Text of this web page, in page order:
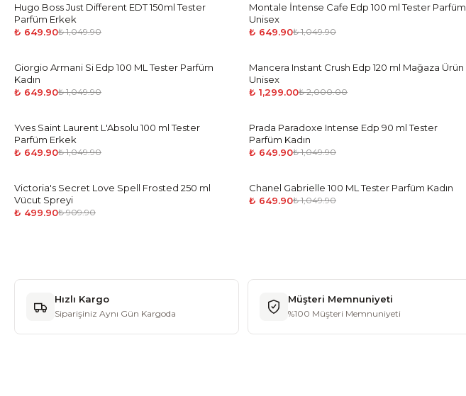
-38 %
Hugo Boss Just Different EDT 150ml Tester
Parfüm Erkek
₺ 649.90₺ 1,049.90
-38%
Montale İntense Cafe Edp 100 ml Tester Parfüm
Unisex
₺ 649.90₺ 1,049.90
-38%
Giorgio Armani Si Edp 100 ML Tester Parfüm
Kadın
₺ 649.90₺ 1,049.90
-35%
Mancera Instant Crush Edp 120 ml Mağaza Ürün
Unisex
₺ 1,299.00₺ 2,000.00
-38%
Yves Saint Laurent L'Absolu 100 ml Tester
Parfüm Erkek
₺ 649.90₺ 1,049.90
-38 %
Prada Paradoxe Intense Edp 90 ml Tester
Parfüm Kadın
₺ 649.90₺ 1,049.90
-45%
Victoria's Secret Love Spell Frosted 250 ml
Vücut Spreyi
₺ 499.90₺ 909.90
-38%
Chanel Gabrielle 100 ML Tester Parfüm Kadın
₺ 649.90₺ 1,049.90
Hızlı Kargo
Siparişiniz Aynı Gün Kargoda
Müşteri Memnuniyeti
%100 Müşteri Memnuniyeti